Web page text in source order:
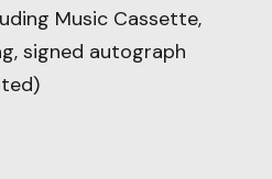
Music Cassette,
signed autograph